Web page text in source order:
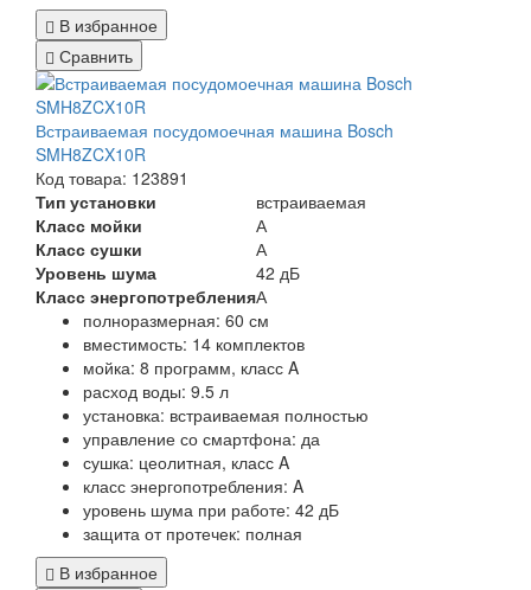
В избранное
Сравнить
Встраиваемая посудомоечная машина Bosch
SMH8ZCX10R
Код товара: 123891
Тип установки
встраиваемая
Класс мойки
А
Класс сушки
А
Уровень шума
42 дБ
Класс энергопотребленияА
полноразмерная: 60 см
вместимость: 14 комплектов
мойка: 8 программ, класс A
расход воды: 9.5 л
установка: встраиваемая полностью
управление со смартфона: да
сушка: цеолитная, класс A
класс энергопотребления: A
уровень шума при работе: 42 дБ
защита от протечек: полная
В избранное